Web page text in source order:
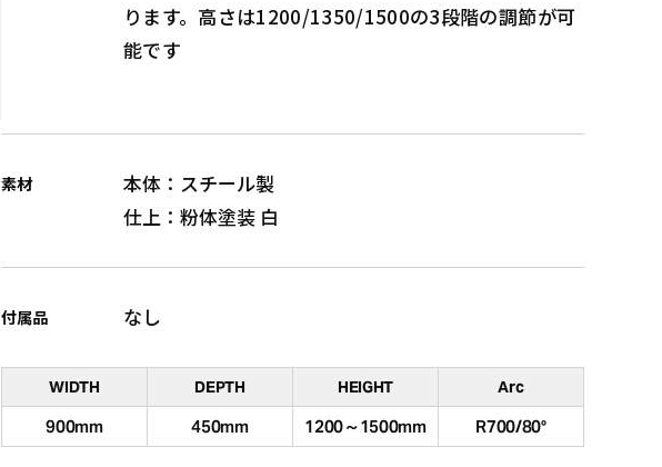
ります。高さは1200/1350/1500の3段階の調節が可
能です
素材
本体：スチール製
仕上：粉体塗装 白
付属品 なし
WIDTH DEPTH HEIGHT Arc
900mm 450mm 1200～1500mm R700/80°